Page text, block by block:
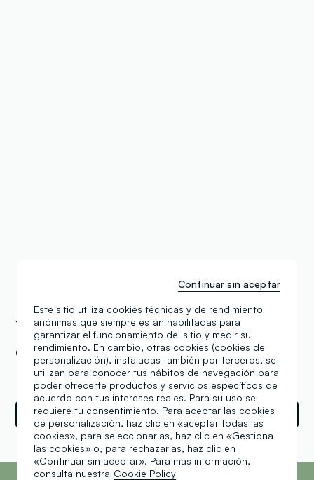
Tiendas OVS Estonia
Ovs Kids Tartu Lõunakeskus DS K
Lääneringtee 39, Tartu
Indicaciones
Powered by
footer.ariatitleOVS es la cuarta marca más transparente del
Este sitio utiliza cookies técnicas y de rendimiento
anónimas que siempre están habilitadas para
garantizar el funcionamiento del sitio y medir su
rendimiento. En cambio, otras cookies (cookies de
personalización), instaladas también por terceros, se
utilizan para conocer tus hábitos de navegación para
poder ofrecerte productos y servicios específicos de
acuerdo con tus intereses reales. Para su uso se
requiere tu consentimiento. Para aceptar las cookies
de personalización, haz clic en «aceptar todas las
cookies», para seleccionarlas, haz clic en «Gestiona
las cookies» o, para rechazarlas, haz clic en
«Continuar sin aceptar». Para más información,
consulta nuestra Cookie Policy
Continuar sin aceptar